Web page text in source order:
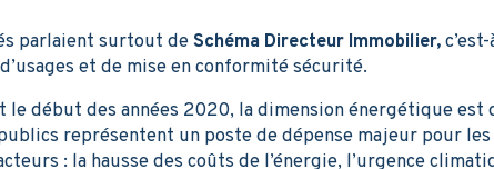
parlaient surtout deSchéma Directeur Immobilier,
et de mise en conformité sécurité.
le début des années 2020, la dimension énergétique est
représentent un poste de dépense majeur pour les
: la hausse des coûts de l’énergie, l’urgence